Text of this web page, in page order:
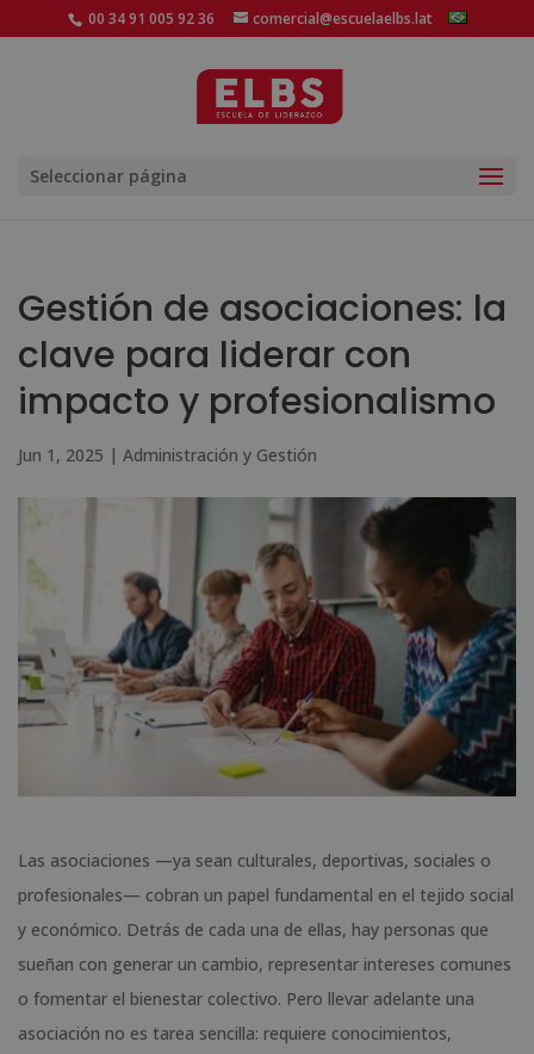
00 34 91 005 92 36 comercial@escuelaelbs.lat
Seleccionar página
Gestión de asociaciones: la
clave para liderar con
impacto y profesionalismo
Jun 1, 2025 | Administración y Gestión
Las asociaciones —ya sean culturales, deportivas, sociales o
profesionales— cobran un papel fundamental en el tejido social
y económico. Detrás de cada una de ellas, hay personas que
sueñan con generar un cambio, representar intereses comunes
o fomentar el bienestar colectivo. Pero llevar adelante una
asociación no es tarea sencilla: requiere conocimientos,